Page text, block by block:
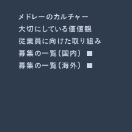
メドレーのカルチャー
大切にしている価値観
従業員に向けた取り組み
募集の一覧（国内）
募集の一覧（海外）